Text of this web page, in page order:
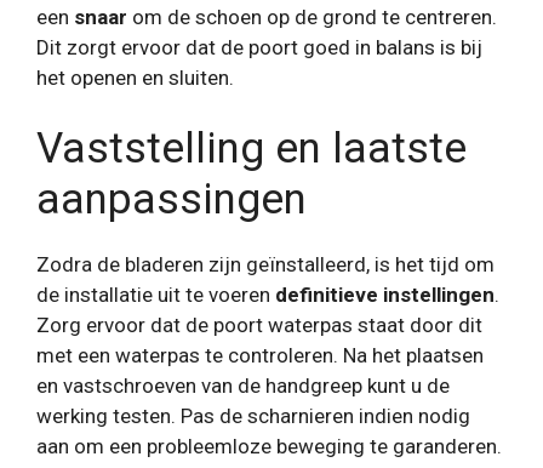
een snaar om de schoen op de grond te centreren.
Dit zorgt ervoor dat de poort goed in balans is bij
het openen en sluiten.
Vaststelling en laatste
aanpassingen
Zodra de bladeren zijn geïnstalleerd, is het tijd om
de installatie uit te voeren definitieve instellingen.
Zorg ervoor dat de poort waterpas staat door dit
met een waterpas te controleren. Na het plaatsen
en vastschroeven van de handgreep kunt u de
werking testen. Pas de scharnieren indien nodig
aan om een ​​probleemloze beweging te garanderen.